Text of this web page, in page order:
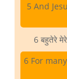
5 And
6 बहुतेरे
6 For